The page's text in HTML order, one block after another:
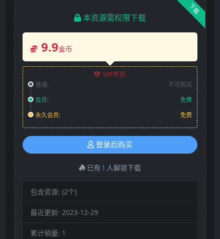
下载
本资源需权限下载
9.9金币
VIP折扣
普通:
不可购买
会员:
免费
永久会员:
免费
登录后购买
已有 1 人解锁下载
包含资源: (2个)
最近更新: 2023-12-29
累计销量: 1